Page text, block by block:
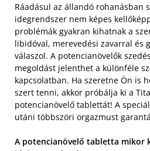
Ráadásul az állandó rohanásban
idegrendszer nem képes
problémák gyakran kihatnak a
libidóval, merevedési zavarral és
válaszol. A potencianövelők
megoldást jelenthet a különféle
kapcsolatban. Ha szeretne Ön is
szert tenni, akkor próbálja ki a
potencianövelő tablettát! A
utáni többszöri orgazmust
A potencianövelő tabletta mikor